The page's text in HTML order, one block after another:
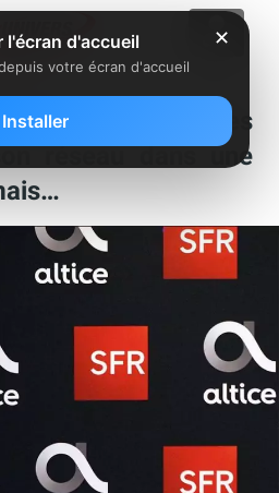
ses offres
réseau dans une
✕
l'écran d'accueil
votre écran d'accueil
Installer